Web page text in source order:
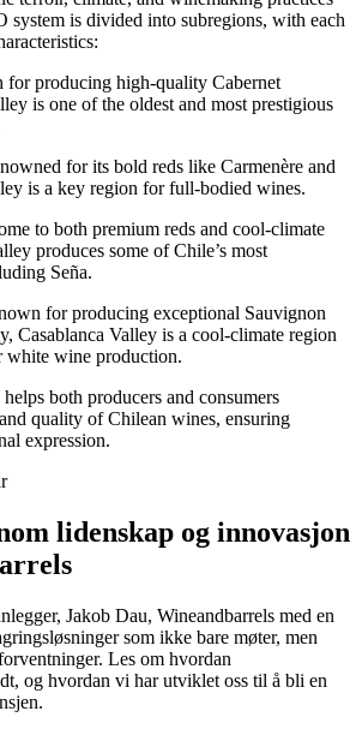
system is divided into subregions, with each
producing high-quality Cabernet
is one of the oldest and most prestigious
for its bold reds like Carmenère and
is a key region for full-bodied wines.
to both premium reds and cool-climate
produces some of Chile’s most
Seña.
for producing exceptional Sauvignon
Casablanca Valley is a cool-climate region
wine production.
both producers and consumers
quality of Chilean wines, ensuring
expression.
lidenskap og innovasjon
Jakob Dau, Wineandbarrels med en
som ikke bare møter, men
Les om hvordan
og hvordan vi har utviklet oss til å bli en